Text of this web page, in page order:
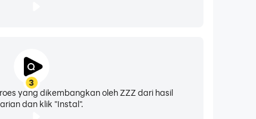
3
yang dikembangkan oleh ZZZ dari hasil
dan klik "Instal".